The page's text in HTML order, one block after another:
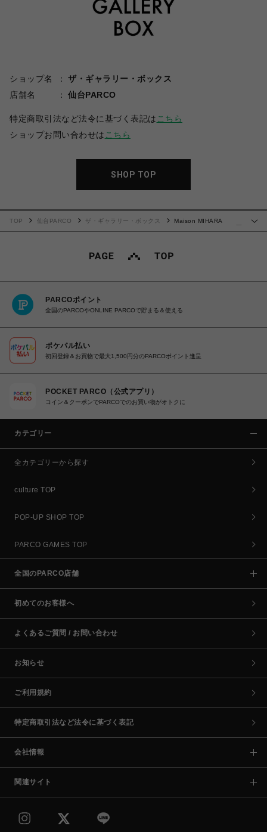
ショップ名
ザ・ギャラリー・ボックス
店舗名
仙台PARCO
特定商取引法など法令に基づく表記は こちら
ショップお問い合わせは こちら
SHOP TOP
TOP 仙台PARCO ザ・ギャラリー・ボックス
Maison MIHARA
PARCOポイント
全国のPARCOやONLINE PARCOで貯まる＆使える
ポケパル払い
初回登録＆お買物で最大1,500円分のPARCOポイント進呈
POCKET PARCO（公式アプリ）
コイン＆クーポンでPARCOでのお買い物がオトクに
カテゴリー
全カテゴリーから探す
culture TOP
POP-UP SHOP TOP
PARCO GAMES TOP
全国のPARCO店舗
初めてのお客様へ
よくあるご質問 / お問い合わせ
お知らせ
ご利用規約
特定商取引法など法令に基づく表記
会社情報
関連サイト